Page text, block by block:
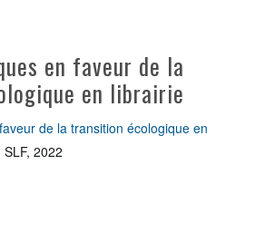
en faveur de la
en librairie
de la transition écologique en
SLF, 2022